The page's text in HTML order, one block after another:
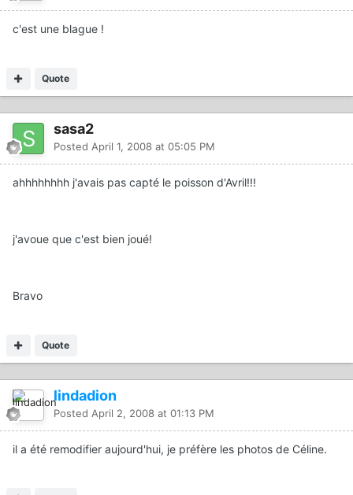
c'est une blague !
Quote
sasa2
Posted April 1, 2008 at 05:05 PM
ahhhhhhhh j'avais pas capté le poisson d'Avril!!!
j'avoue que c'est bien joué!
Bravo
Quote
lindadion
Posted April 2, 2008 at 01:13 PM
il a été remodifier aujourd'hui, je préfère les photos de Céline.